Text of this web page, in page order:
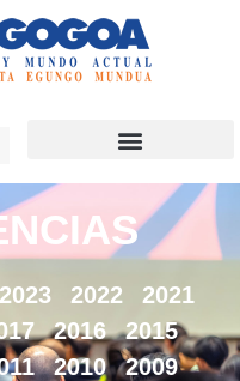
2023 2022
2021
2016
2015
2010
2009